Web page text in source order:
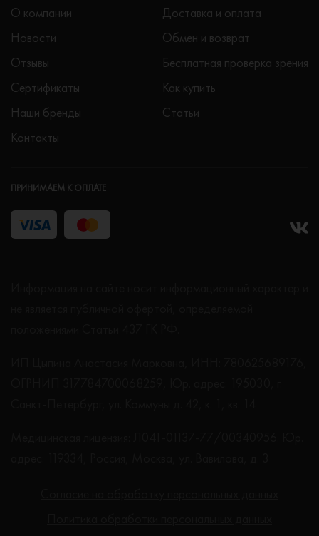
О компании
Новости
Отзывы
Сертификаты
Наши бренды
Контакты
Доставка и оплата
Обмен и возврат
Бесплатная проверка зрения
Как купить
Статьи
ПРИНИМАЕМ К ОПЛАТЕ